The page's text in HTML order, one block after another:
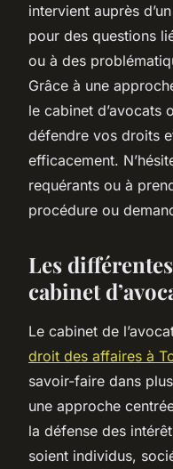
intervient auprès
pour des questions
ou à des
Grâce à une
le cabinet d’avocats
défendre vos droits
efficacement.
requérants ou à
procédure ou
Les
cabinet
Le cabinet de
droit des affaires à
savoir-faire dans
une approche
la défense des
soient individus,